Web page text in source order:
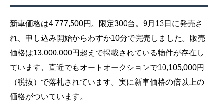
新車価格は4,777,500円。限定300台。9月13日に発売さ
れ、申し込み開始からわずか10分で完売しました。販売
価格は13,000,000円超えで掲載されている物件が存在し
ています。直近でもオートオークションで10,105,000円
（税抜）で落札されています。実に新車価格の倍以上の
価格がついています。